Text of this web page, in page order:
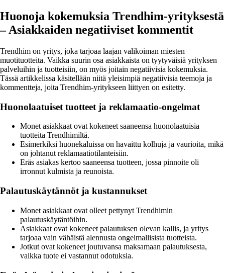
Huonoja kokemuksia Trendhim-yrityksestä
– Asiakkaiden negatiiviset kommentit
Trendhim on yritys, joka tarjoaa laajan valikoiman miesten
muotituotteita. Vaikka suurin osa asiakkaista on tyytyväisiä yrityksen
palveluihin ja tuotteisiin, on myös joitain negatiivisia kokemuksia.
Tässä artikkelissa käsitellään niitä yleisimpiä negatiivisia teemoja ja
kommentteja, joita Trendhim-yritykseen liittyen on esitetty.
Huonolaatuiset tuotteet ja reklamaatio-ongelmat
Monet asiakkaat ovat kokeneet saaneensa huonolaatuisia
tuotteita Trendhimiltä.
Esimerkiksi huonekaluissa on havaittu kolhuja ja vaurioita, mikä
on johtanut reklamaatiotilanteisiin.
Eräs asiakas kertoo saaneensa tuotteen, jossa pinnoite oli
irronnut kulmista ja reunoista.
Palautuskäytännöt ja kustannukset
Monet asiakkaat ovat olleet pettynyt Trendhimin
palautuskäytäntöihin.
Asiakkaat ovat kokeneet palautuksen olevan kallis, ja yritys
tarjoaa vain vähäistä alennusta ongelmallisista tuotteista.
Jotkut ovat kokeneet joutuvansa maksamaan palautuksesta,
vaikka tuote ei vastannut odotuksia.